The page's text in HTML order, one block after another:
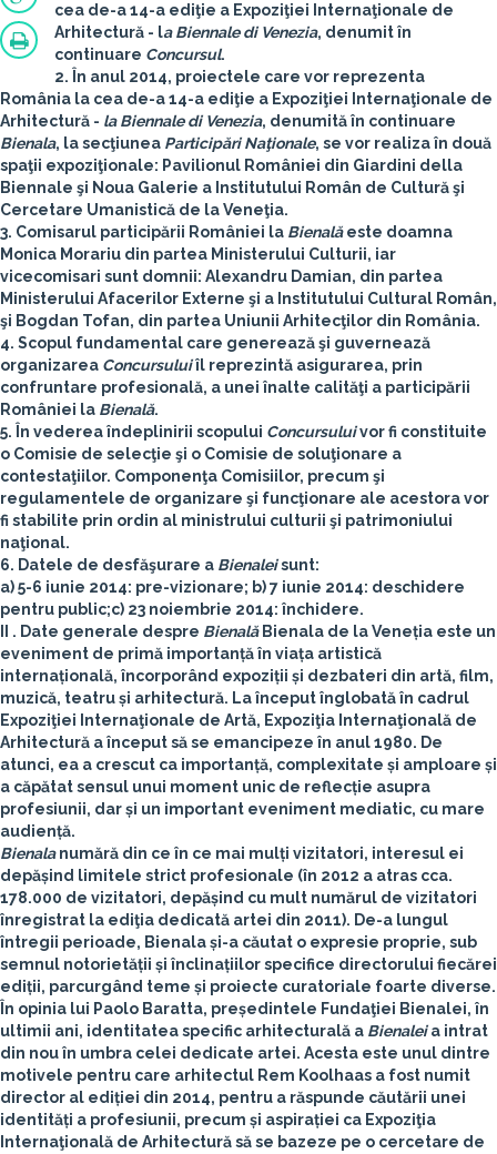
cea de-a 14-a ediţie a Expoziţiei Internaţionale de
Arhitectură - la Biennale di Venezia, denumit în
continuare Concursul.
2. În anul 2014, proiectele care vor reprezenta
România la cea de-a 14-a ediţie a Expoziţiei Internaţionale de
Arhitectură - la Biennale di Venezia, denumită în continuare
Bienala, la secţiunea Participări Naţionale, se vor realiza în două
spaţii expoziţionale: Pavilionul României din Giardini della
Biennale şi Noua Galerie a Institutului Român de Cultură şi
Cercetare Umanistică de la Veneţia.
3. Comisarul participării României la Bienalăeste doamna
Monica Morariu din partea Ministerului Culturii, iar
vicecomisari sunt domnii: Alexandru Damian, din partea
Ministerului Afacerilor Externe şi a Institutului Cultural Român,
şi Bogdan Tofan, din partea Uniunii Arhitecţilor din România.
4. Scopul fundamental care generează şi guvernează
organizarea Concursuluiîl reprezintă asigurarea, prin
confruntare profesională, a unei înalte calităţi a participării
României la Bienală.
5. În vederea îndeplinirii scopului Concursuluivor fi constituite
o Comisie de selecţie şi o Comisie de soluţionare a
contestaţiilor. Componenţa Comisiilor, precum şi
regulamentele de organizare şi funcţionare ale acestora vor
fi stabilite prin ordin al ministrului culturii şi patrimoniului
naţional.
6. Datele de desfăşurare a Bienaleisunt:
a)5-6 iunie 2014: pre-vizionare; b)7 iunie 2014: deschidere
pentru public;c) 23 noiembrie 2014: închidere.
II . Date generale despre Bienală Bienala de la Veneția este un
eveniment de primă importanță în viața artistică
internațională, încorporând expoziții și dezbateri din artă, film,
muzică, teatru și arhitectură. La început înglobată în cadrul
Expoziţiei Internaţionale de Artă, Expoziţia Internaţională de
Arhitectură a început să se emancipeze în anul 1980. De
atunci, ea a crescut ca importanță, complexitate și amploare și
a căpătat sensul unui moment unic de reflecție asupra
profesiunii, dar și un important eveniment mediatic, cu mare
audiență.
Bienalanumără din ce în ce mai mulți vizitatori, interesul ei
depășind limitele strict profesionale (în 2012 a atras cca.
178.000 de vizitatori, depășind cu mult numărul de vizitatori
înregistrat la ediţia dedicată artei din 2011). De-a lungul
întregii perioade, Bienala și-a căutat o expresie proprie, sub
semnul notorietății și înclinațiilor specifice directorului fiecărei
ediții, parcurgând teme și proiecte curatoriale foarte diverse.
În opinia lui Paolo Baratta, președintele Fundaţiei Bienalei, în
ultimii ani, identitatea specific arhitecturală a Bienaleia intrat
din nou în umbra celei dedicate artei. Acesta este unul dintre
motivele pentru care arhitectul Rem Koolhaas a fost numit
director al ediției din 2014, pentru a răspunde căutării unei
identități a profesiunii, precum și aspirației ca Expoziţia
Internaţională de Arhitectură să se bazeze pe o cercetare de